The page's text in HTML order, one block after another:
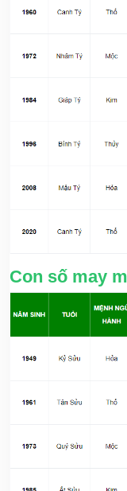
Con số may